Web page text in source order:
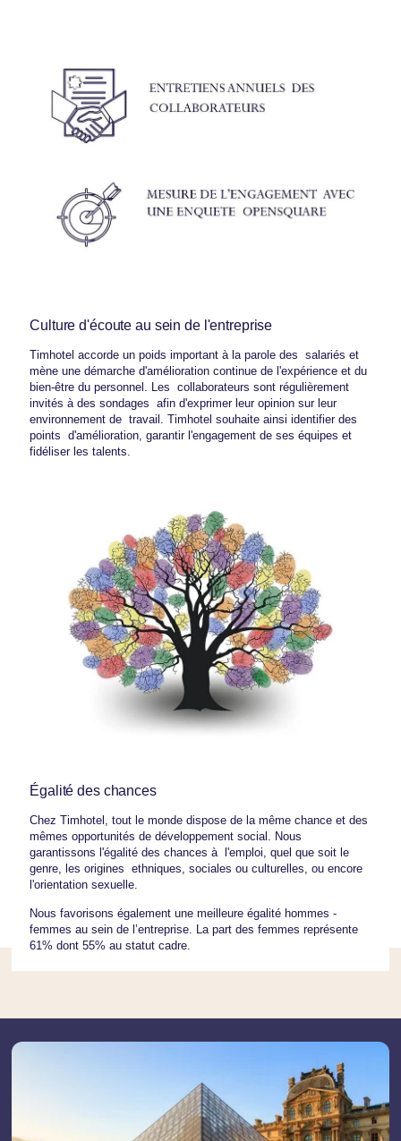
Culture d'écoute au sein de l'entreprise
Timhotel accorde un poids important à la parole des salariés et
mène une démarche d'amélioration continue de l'expérience et du
bien-être du personnel. Les collaborateurs sont régulièrement
invités à des sondages afin d'exprimer leur opinion sur leur
environnement de travail. Timhotel souhaite ainsi identifier des
points d'amélioration, garantir l'engagement de ses équipes et
fidéliser les talents.
Égalité des chances
Chez Timhotel, tout le monde dispose de la même chance et des
mêmes opportunités de développement social. Nous
garantissons l'égalité des chances à l'emploi, quel que soit le
genre, les origines ethniques, sociales ou culturelles, ou encore
l'orientation sexuelle.
Nous favorisons également une meilleure égalité hommes ­
femmes au sein de l’entreprise. La part des femmes représente
61% dont 55% au statut cadre.
Réservez
Gérez vos réservations